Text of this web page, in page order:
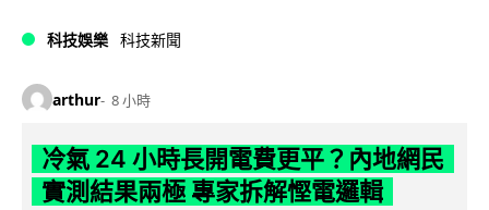
科技娛樂 科技新聞
arthur 8 小時
冷氣 24 小時長開電費更平？內地網民
實測結果兩極 專家拆解慳電邏輯